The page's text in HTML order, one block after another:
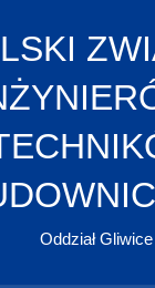
Oddział Gliwice